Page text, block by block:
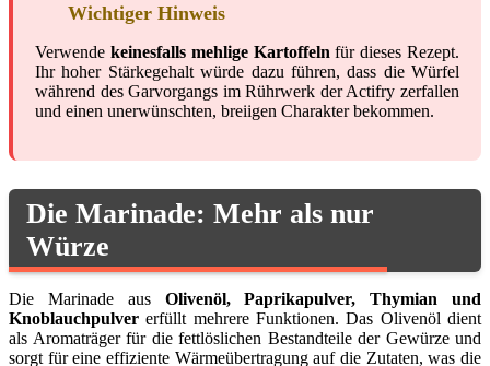
Wichtiger Hinweis
Verwende keinesfalls mehlige Kartoffeln für dieses Rezept.
Ihr hoher Stärkegehalt würde dazu führen, dass die Würfel
während des Garvorgangs im Rührwerk der Actifry zerfallen
und einen unerwünschten, breiigen Charakter bekommen.
Die Marinade: Mehr als nur
Würze
Die Marinade aus Olivenöl, Paprikapulver, Thymian und
Knoblauchpulver erfüllt mehrere Funktionen. Das Olivenöl dient
als Aromaträger für die fettlöslichen Bestandteile der Gewürze und
sorgt für eine effiziente Wärmeübertragung auf die Zutaten, was die